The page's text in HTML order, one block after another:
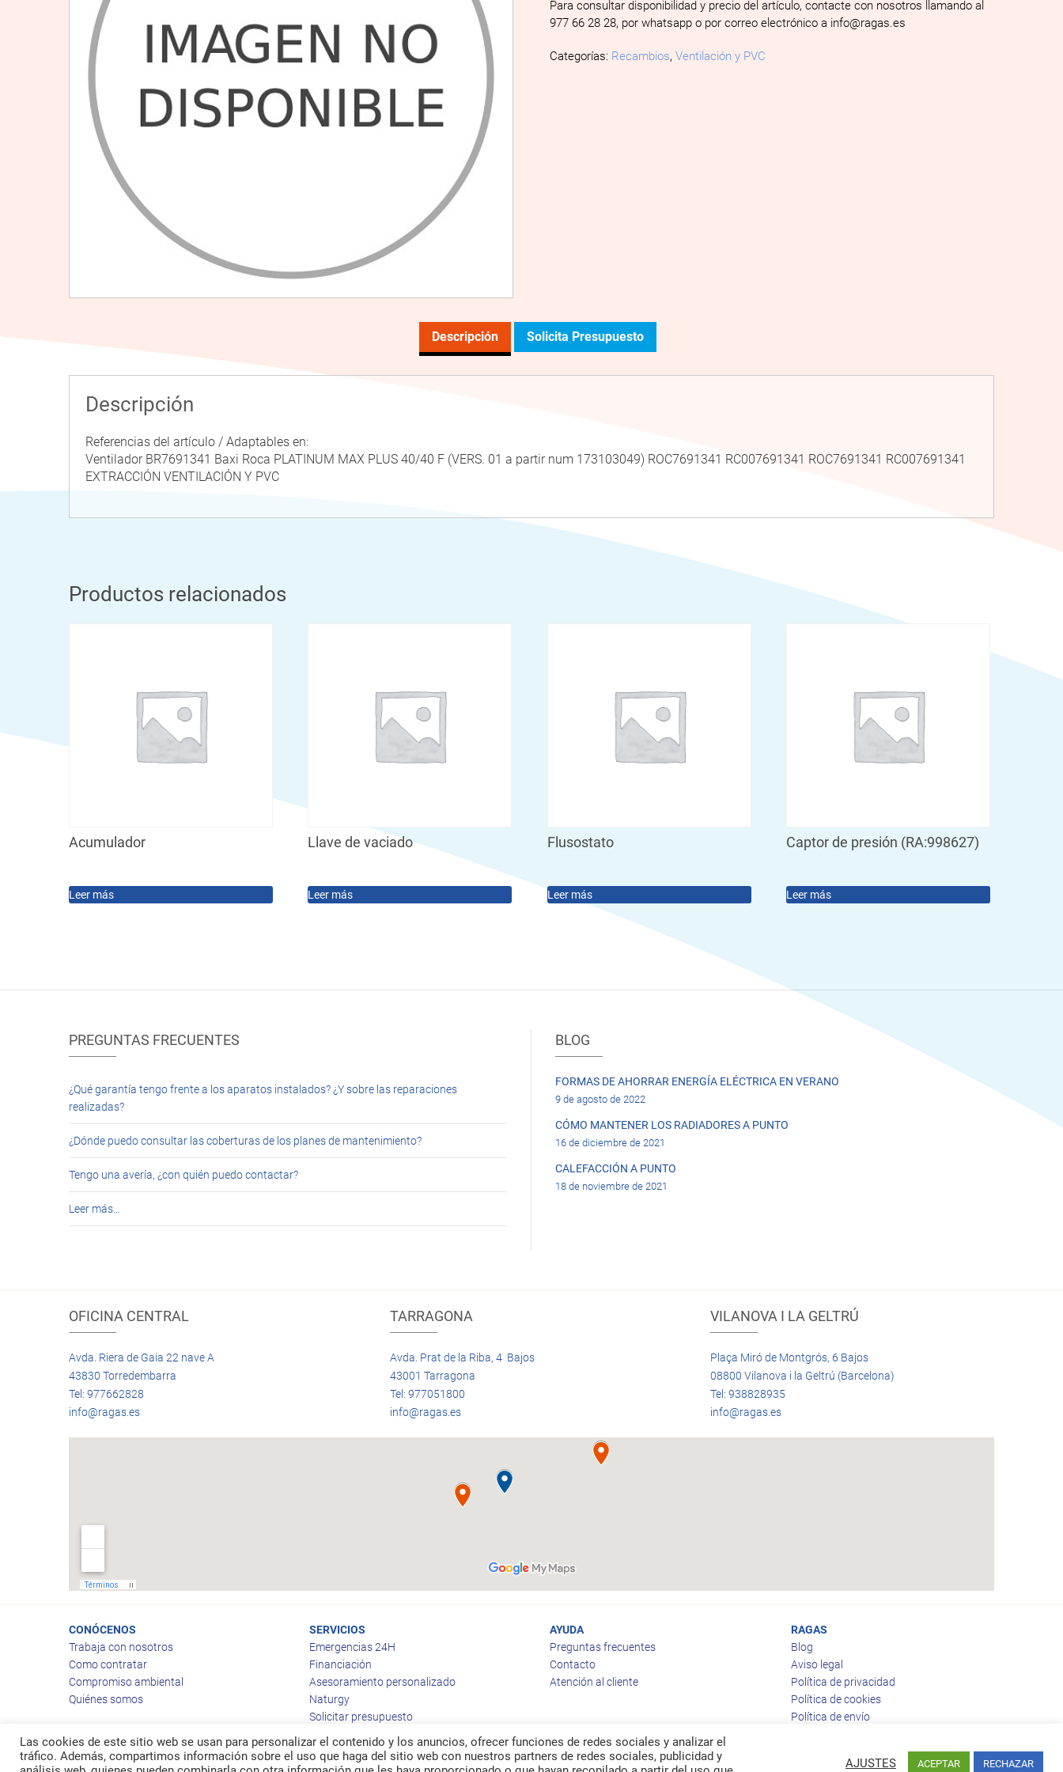
Para consultar disponibilidad y precio del artículo, contacte con nosotros llamando al
977 66 28 28, por whatsapp o por correo electrónico a info@ragas.es
Categorías: Recambios,Ventilación y PVC
Descripción Solicita Presupuesto
Descripción
Referencias del artículo / Adaptables en:
Ventilador BR7691341 Baxi Roca PLATINUM MAX PLUS 40/40 F (VERS. 01 a partir num 173103049) ROC7691341 RC007691341 ROC7691341 RC007691341
EXTRACCIÓN VENTILACIÓN Y PVC
Productos relacionados
Acumulador
Leer más
Llave de vaciado
Leer más
Flusostato
Leer más
Captor de presión (RA:998627)
Leer más
PREGUNTAS FRECUENTES
¿Qué garantía tengo frente a los aparatos instalados? ¿Y sobre las reparaciones
realizadas?
¿Dónde puedo consultar las coberturas de los planes de mantenimiento?
Tengo una avería, ¿con quién puedo contactar?
Leer más…
BLOG
FORMAS DE AHORRAR ENERGÍA ELÉCTRICA EN VERANO
9 de agosto de 2022
CÓMO MANTENER LOS RADIADORES A PUNTO
16 de diciembre de 2021
CALEFACCIÓN A PUNTO
18 de noviembre de 2021
OFICINA CENTRAL
Avda. Riera de Gaia 22 nave A
43830 Torredembarra
Tel: 977662828
info@ragas.es
TARRAGONA
Avda. Prat de la Riba, 4 Bajos
43001 Tarragona
Tel: 977051800
info@ragas.es
VILANOVA I LA GELTRÚ
Plaça Miró de Montgrós, 6 Bajos
08800 Vilanova i la Geltrú (Barcelona)
Tel: 938828935
info@ragas.es
CONÓCENOS
Trabaja con nosotros
Como contratar
Compromiso ambiental
Quiénes somos
SERVICIOS
Emergencias 24H
Financiación
Asesoramiento personalizado
Naturgy
Solicitar presupuesto
AYUDA
Preguntas frecuentes
Contacto
Atención al cliente
RAGAS
Blog
Aviso legal
Política de privacidad
Política de cookies
Política de envío
Las cookies de este sitio web se usan para personalizar el contenido y los anuncios, ofrecer funciones de redes sociales y analizar el
tráfico. Además, compartimos información sobre el uso que haga del sitio web con nuestros partners de redes sociales, publicidad y
AJUSTES ACEPTAR RECHAZAR